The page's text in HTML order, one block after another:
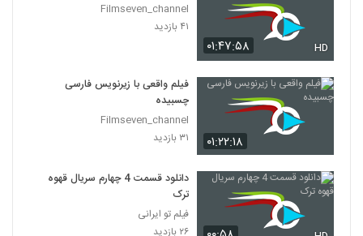
۰۱:۴۷:۵۸ HD
Filmseven_channel
۴۱ بازدید
۰۱:۲۲:۱۸
فیلم واقعی با زیرنویس فارسی
چسبیده
Filmseven_channel
۳۱ بازدید
دانلود قسمت 4 چهارم سریال قهوه
ترک
فیلم تو ایرانی
۲۶ بازدید